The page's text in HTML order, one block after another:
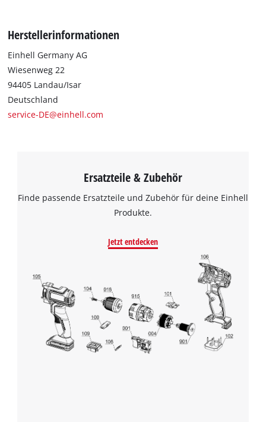
Herstellerinformationen
Einhell Germany AG
Wiesenweg 22
94405 Landau/Isar
Deutschland
service-DE@einhell.com
Ersatzteile & Zubehör
Finde passende Ersatzteile und Zubehör für deine Einhell
Produkte.
Jetzt entdecken